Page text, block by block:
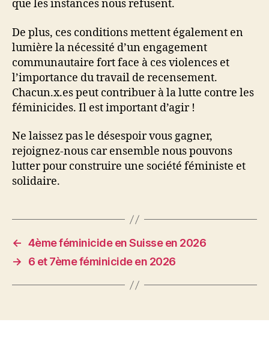
que les instances nous refusent.
De plus, ces conditions mettent également en
lumière la nécessité d’un engagement
communautaire fort face à ces violences et
l’importance du travail de recensement.
Chacun.x.es peut contribuer à la lutte contre les
féminicides. Il est important d’agir !
Ne laissez pas le désespoir vous gagner,
rejoignez-nous car ensemble nous pouvons
lutter pour construire une société féministe et
solidaire.
← 4ème féminicide en Suisse en 2026
→
6 et 7ème féminicide en 2026